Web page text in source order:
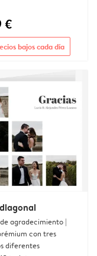
€
bajos cada día
agradecimiento |
con tres
diferentes